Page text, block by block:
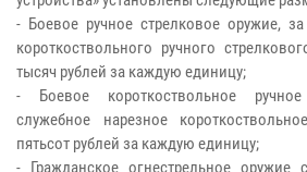
- Боевое ручное стрелковое оружие,
короткоствольного ручного
тысяч рублей за каждую единицу;
- Боевое короткоствольное
служебное нарезное
пятьсот рублей за каждую единицу;
- Гражданское огнестрельное